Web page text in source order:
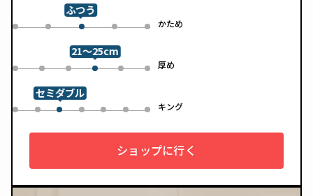
ンで、カバーは自宅で洗濯可能。清潔さと快適さの両方を追求
した一枚です。
0 1 2
ふつう
3 かため
4
0 1 2 3
21～25cm
4 厚め
5
0 1 2
セミダブル
3 4 5 キング
6
ショップに行く